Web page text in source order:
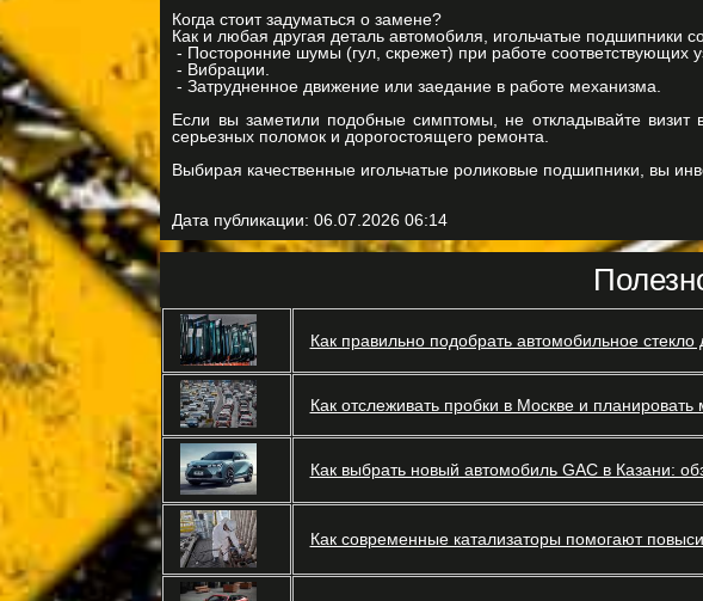
Когда стоит задуматься о замене?
Как и любая другая деталь автомобиля, игольчатые подшипники
- Посторонние шумы (гул, скрежет) при работе соответствующих
- Вибрации.
- Затрудненное движение или заедание в работе механизма.
Если вы заметили подобные симптомы, не откладывайте
серьезных поломок и дорогостоящего ремонта.
Выбирая качественные игольчатые роликовые подшипники, вы
Дата публикации:06.07.2026 06:14
Как правильно подобрать автомобильное
Как отслеживать пробки в Москве и
Как выбрать новый автомобиль GAC в Казани:
Как современные катализаторы помогают